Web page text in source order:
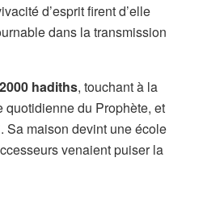
d’esprit firent d’elle
dans la transmission
2000 hadiths, touchant à la
quotidienne du Prophète, et
Sa maison devint une école
venaient puiser la